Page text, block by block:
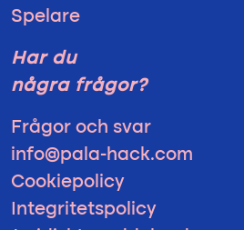
Spelare
Har du
några frågor?
Frågor och svar
info@pala-hack.com
Cookiepolicy
Integritetspolicy